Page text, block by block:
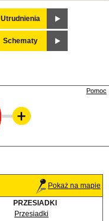
Utrudnienia
Schematy
Pomoc
Pokaż na mapie
PRZESIADKI
Przesiadki